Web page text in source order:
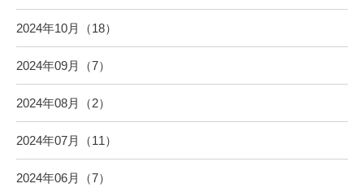
2024年10月（18）
2024年09月（7）
2024年08月（2）
2024年07月（11）
2024年06月（7）